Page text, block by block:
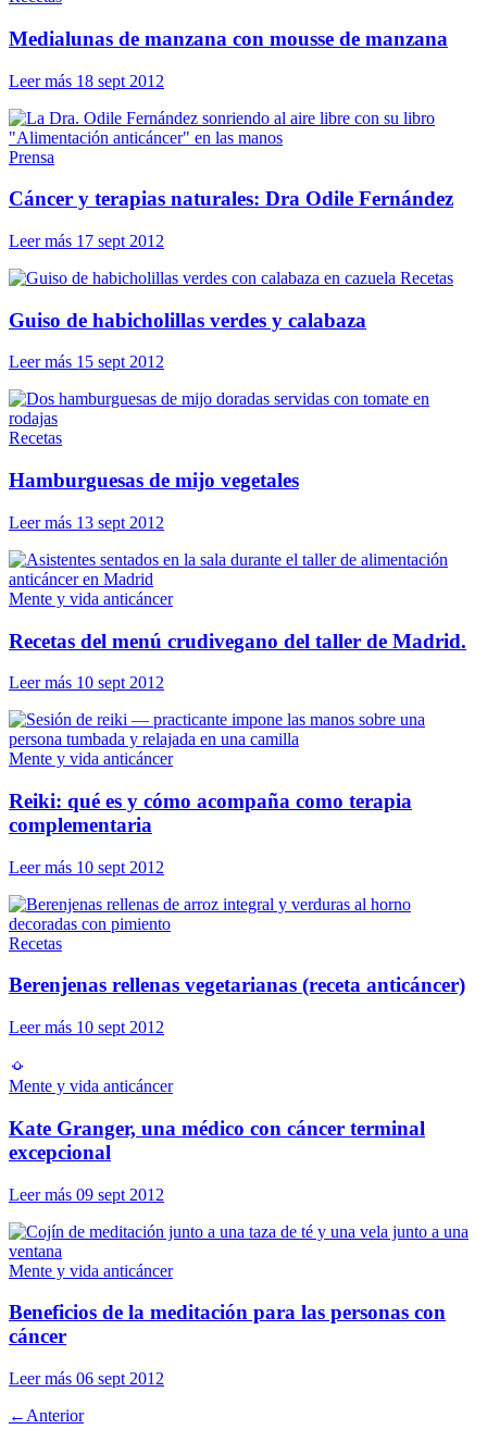
Medialunas de manzana con mousse de manzana
Leer más 18 sept 2012
Prensa
Cáncer y terapias naturales: Dra Odile Fernández
Leer más 17 sept 2012
Recetas
Guiso de habicholillas verdes y calabaza
Leer más 15 sept 2012
Recetas
Hamburguesas de mijo vegetales
Leer más 13 sept 2012
Mente y vida anticáncer
Recetas del menú crudivegano del taller de Madrid.
Leer más 10 sept 2012
Mente y vida anticáncer
Reiki: qué es y cómo acompaña como terapia
complementaria
Leer más 10 sept 2012
Recetas
Berenjenas rellenas vegetarianas (receta anticáncer)
Leer más 10 sept 2012
Mente y vida anticáncer
Kate Granger, una médico con cáncer terminal
excepcional
Leer más 09 sept 2012
Mente y vida anticáncer
Beneficios de la meditación para las personas con
cáncer
Leer más 06 sept 2012
← Anterior